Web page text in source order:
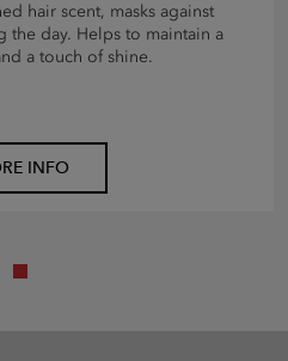
hair scent, masks against
the day. Helps to maintain a
a touch of shine.
INFO